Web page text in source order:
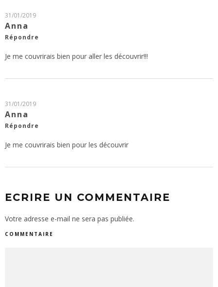
31/01/2019
Anna
Répondre
Je me couvrirais bien pour aller les découvrir!!!
31/01/2019
Anna
Répondre
Je me couvrirais bien pour les découvrir
ECRIRE UN COMMENTAIRE
Votre adresse e-mail ne sera pas publiée.
COMMENTAIRE